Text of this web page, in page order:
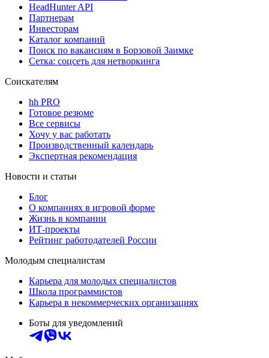
HeadHunter API
Партнерам
Инвесторам
Каталог компаний
Поиск по вакансиям в Борзовой Заимке
Сетка: соцсеть для нетворкинга
Соискателям
hh PRO
Готовое резюме
Все сервисы
Хочу у вас работать
Производственный календарь
Экспертная рекомендация
Новости и статьи
Блог
О компаниях в игровой форме
Жизнь в компании
ИТ-проекты
Рейтинг работодателей России
Молодым специалистам
Карьера для молодых специалистов
Школа программистов
Карьера в некоммерческих организациях
Боты для уведомлений